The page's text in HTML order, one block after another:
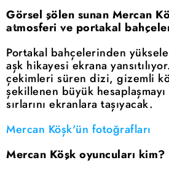
Görsel şölen sunan Mercan
atmosferi ve portakal
Portakal bahçelerinden
aşk hikayesi ekrana
çekimleri süren dizi, gizemli
şekillenen büyük
sırlarını ekranlara taşıyacak.
Mercan Köşk'ün fotoğrafları
Mercan Köşk oyuncuları kim?